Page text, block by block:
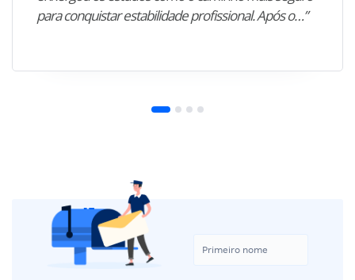
para conquistar estabilidade profissional. Após o…”